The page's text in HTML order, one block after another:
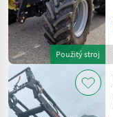
Použitý stroj